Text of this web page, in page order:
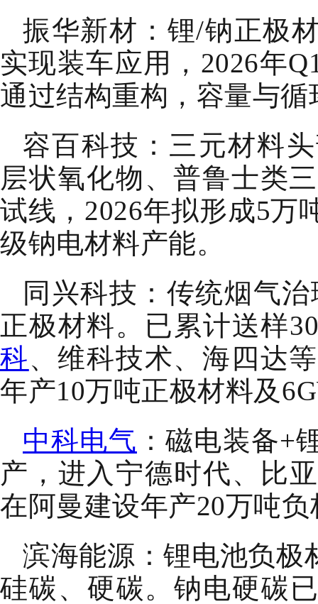
振华新材：锂/钠正极
实现装车应用，2026年
通过结构重构，容量与
容百科技：三元材料
层状氧化物、普鲁士类
试线，2026年拟形成5万
级钠电材料产能。
同兴科技：传统烟气
正极材料。已累计送样
科、维科技术、海四达
年产10万吨正极材料及
中科电气 ：磁电装备+
产，进入宁德时代、比
在阿曼建设年产20万吨
滨海能源：锂电池负极
硅碳、硬碳。钠电硬碳